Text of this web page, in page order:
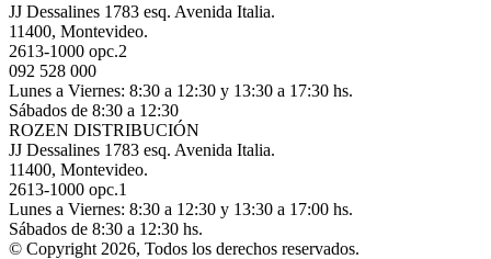
JJ Dessalines 1783 esq. Avenida Italia.
11400, Montevideo.
2613-1000 opc.2
092 528 000
Lunes a Viernes: 8:30 a 12:30 y 13:30 a 17:30 hs.
Sábados de 8:30 a 12:30
ROZEN DISTRIBUCIÓN
JJ Dessalines 1783 esq. Avenida Italia.
11400, Montevideo.
2613-1000 opc.1
Lunes a Viernes: 8:30 a 12:30 y 13:30 a 17:00 hs.
Sábados de 8:30 a 12:30 hs.
© Copyright 2026, Todos los derechos reservados.